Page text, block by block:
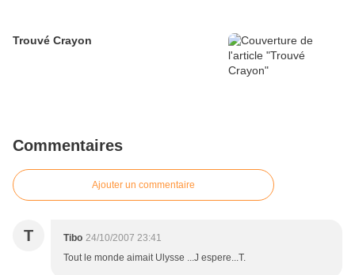
Trouvé Crayon
Commentaires
Ajouter un commentaire
T Tibo 24/10/2007 23:41
Tout le monde aimait Ulysse ...J espere...T.